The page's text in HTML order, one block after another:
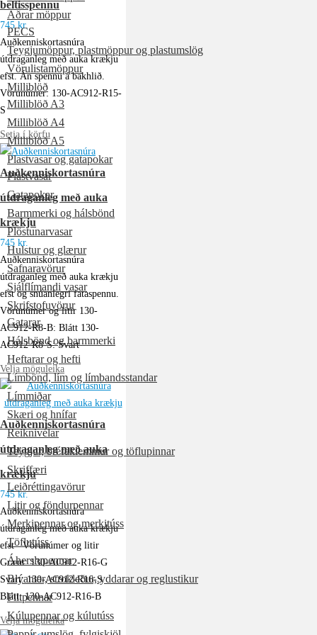
Aðrar möppur
PECS
Teygjumöppur, plastmöppur og plastumslög
Vörulistamöppur
Milliblöð
Milliblöð A3
Milliblöð A4
Milliblöð A5
Plastvasar og gatapokar
Plastvasar
Gatapokar
Barmmerki og hálsbönd
Plöstunarvasar
Hulstur og glærur
Safnaravörur
Sjálflímandi vasar
Skrifstofuvörur
Gatarar
Hálsbönd og barmmerki
Heftarar og hefti
Límbönd, lím og límbandsstandar
Límmiðar
Skæri og hnífar
Reiknivélar
Teygjur, bréfaklemmur og töflupinnar
Skriffæri
Leiðréttingavörur
Litir og föndurpennar
Merkipennar og merkitúss
Töflutúss
Áherslupennar
Blýantar, strokleður, yddarar og reglustikur
Filtpennar
Kúlupennar og kúlutúss
beltisspennu
745kr.
Auðkenniskortasnúra
útdraganleg með auka krækju
efst. Án spennu á bakhlið.
Vörunúmer: 130-AC912-R15-
S
Setja í körfu
Auðkenniskortasnúra
útdraganleg með auka
krækju
745 kr.
Auðkenniskortasnúra
útdraganleg með auka krækju
efst og snúanlegri fataspennu.
Vörunúmer og litir 130-
AC912-R8-B: Blátt 130-
AC912-R8-S: Svart
Velja möguleika
Auðkenniskortasnúra
útdraganleg með auka
krækju
745kr.
Auðkenniskortasnúra
útdraganleg með auka krækju
efst Vörunúmer og litir
Grænt: 130-AC912-R16-G
Svart: 130-AC912-R16-S
Blátt: 130-AC912-R16-B
Velja möguleika